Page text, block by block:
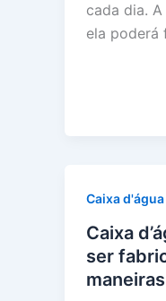
cada dia.
ela poderá
Caixa d'água
Caixa
ser